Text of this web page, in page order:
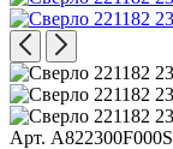
Арт. A822300F000S